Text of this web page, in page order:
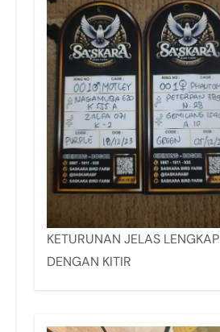
KETURUNAN JELAS LENGKAP
DENGAN KITIR